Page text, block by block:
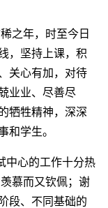
之年，时至今日
，坚持上课，积
关心有加，对待
业业、尽善尽
牺牲精神，深深
和学生。
心的工作十分热
慕而又钦佩；谢
段、不同基础的